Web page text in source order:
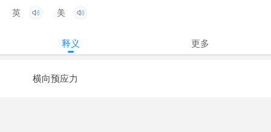
英 美
释义 更多
横向预应力